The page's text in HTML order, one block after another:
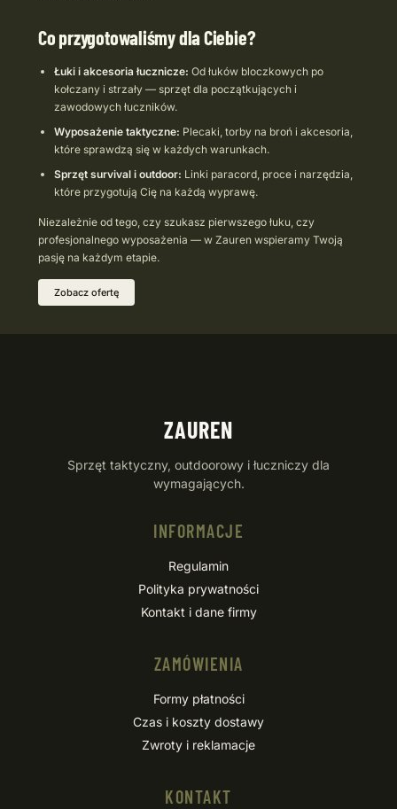
Co przygotowaliśmy dla Ciebie?
Łuki i akcesoria łucznicze: Od łuków bloczkowych po
kołczany i strzały — sprzęt dla początkujących i
zawodowych łuczników.
Wyposażenie taktyczne: Plecaki, torby na broń i akcesoria,
które sprawdzą się w każdych warunkach.
Sprzęt survival i outdoor: Linki paracord, proce i narzędzia,
które przygotują Cię na każdą wyprawę.
Niezależnie od tego, czy szukasz pierwszego łuku, czy
profesjonalnego wyposażenia — w Zauren wspieramy Twoją
pasję na każdym etapie.
Zobacz ofertę
ZAUREN
Sprzęt taktyczny, outdoorowy i łuczniczy dla
wymagających.
INFORMACJE
Regulamin
Polityka prywatności
Kontakt i dane firmy
ZAMÓWIENIA
Formy płatności
Czas i koszty dostawy
Zwroty i reklamacje
KONTAKT